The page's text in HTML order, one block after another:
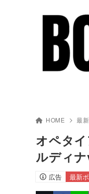
HOME 最
オペタ
ルディ
広告 最新